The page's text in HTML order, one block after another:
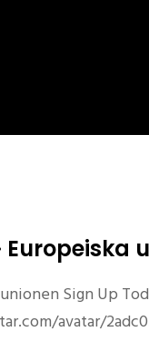
Sign Up
avatar/